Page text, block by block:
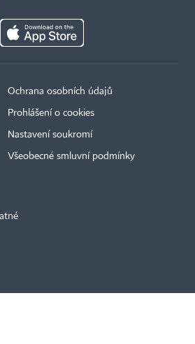
Ochrana osobních údajů
Prohlášení o cookies
Nastavení soukromí
Všeobecné smluvní podmínky